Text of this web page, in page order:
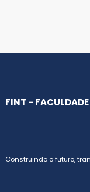
FINT -
Construindo o futuro,